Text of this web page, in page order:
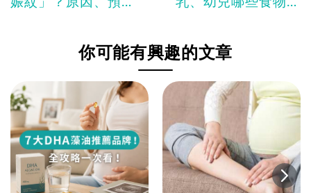
你可能有興趣的文章